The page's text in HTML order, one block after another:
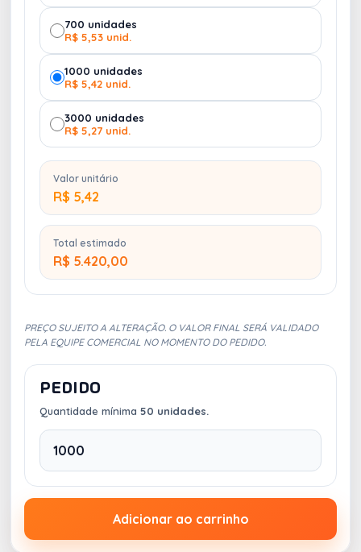
700 unidades
R$ 5,53 unid.
1000 unidades
R$ 5,42 unid.
3000 unidades
R$ 5,27 unid.
Valor unitário
R$ 5,42
Total estimado
R$ 5.420,00
PREÇO SUJEITO A ALTERAÇÃO. O VALOR FINAL SERÁ VALIDADO
PELA EQUIPE COMERCIAL NO MOMENTO DO PEDIDO.
PEDIDO
Quantidade mínima 50 unidades.
Adicionar ao carrinho